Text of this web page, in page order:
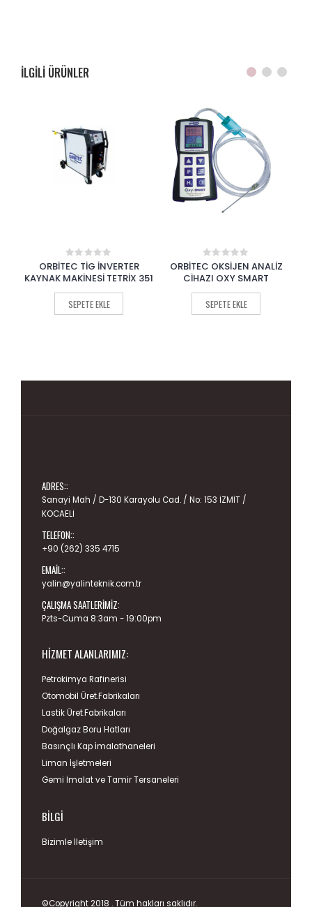
ILGILI ÜRÜNLER
0
out
of
5
ORBİTEC TİG İNVERTER
KAYNAK MAKİNESİ TETRİX 351
SEPETE EKLE
0
out
of
5
ORBİTEC OKSİJEN ANALİZ
CİHAZI OXY SMART
SEPETE EKLE
Sanayi Mah / D-130 Karayolu Cad. / No: 153 İZMİT /
KOCAELİ
+90 (262) 335 4715
EMAIL::
yalin@yalinteknik.com.tr
ÇALIŞMA SAATLERIMIZ:
Pzts-Cuma 8:3am - 19:00pm
HIZMET ALANLARIMIZ:
BILGI